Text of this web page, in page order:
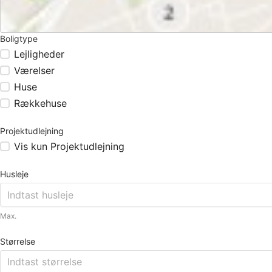
Boligtype
Lejligheder
Værelser
Huse
Rækkehuse
Projektudlejning
Vis kun Projektudlejning
Husleje
Max.
Størrelse